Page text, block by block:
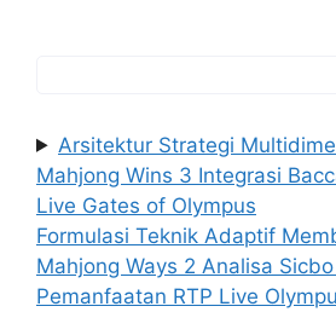
Arsitektur Strategi
Mahjong Wins 3 Integrasi
Live Gates of Olympus
Formulasi Teknik Adaptif
Mahjong Ways 2 Analisa
Pemanfaatan RTP Live